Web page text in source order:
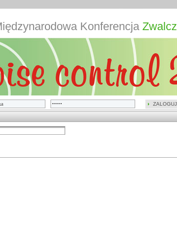
ZALOGUJ
Konferencja